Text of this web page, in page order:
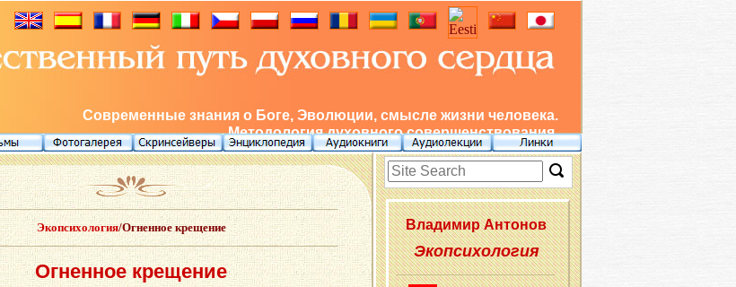
Современные знания о Боге, Эволюции, смысле жизни человека.
Методология духовного совершенствования.
Экопсихология/Огненное крещение
Огненное крещение
Вла­ди­мир Ан­то­нов
Экопсихология